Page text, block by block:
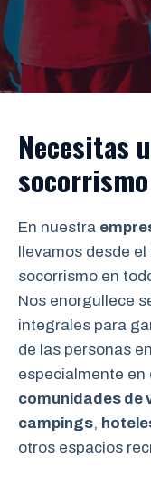
Necesitas
En nuestra
llevamos desde el
socorrismo en
Nos enorgullece
integrales para
de las personas
especialmente en
comunidades de
campings,
otros espacios